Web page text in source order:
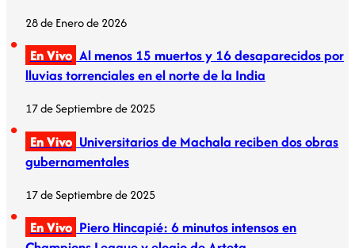
28 de Enero de 2026
En Vivo Al menos 15 muertos y 16 desaparecidos por
lluvias torrenciales en el norte de la India
17 de Septiembre de 2025
En Vivo Universitarios de Machala reciben dos obras
gubernamentales
17 de Septiembre de 2025
En Vivo Piero Hincapié: 6 minutos intensos en